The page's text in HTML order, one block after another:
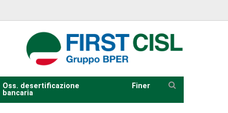
Oss. desertificazione
bancaria
Finer